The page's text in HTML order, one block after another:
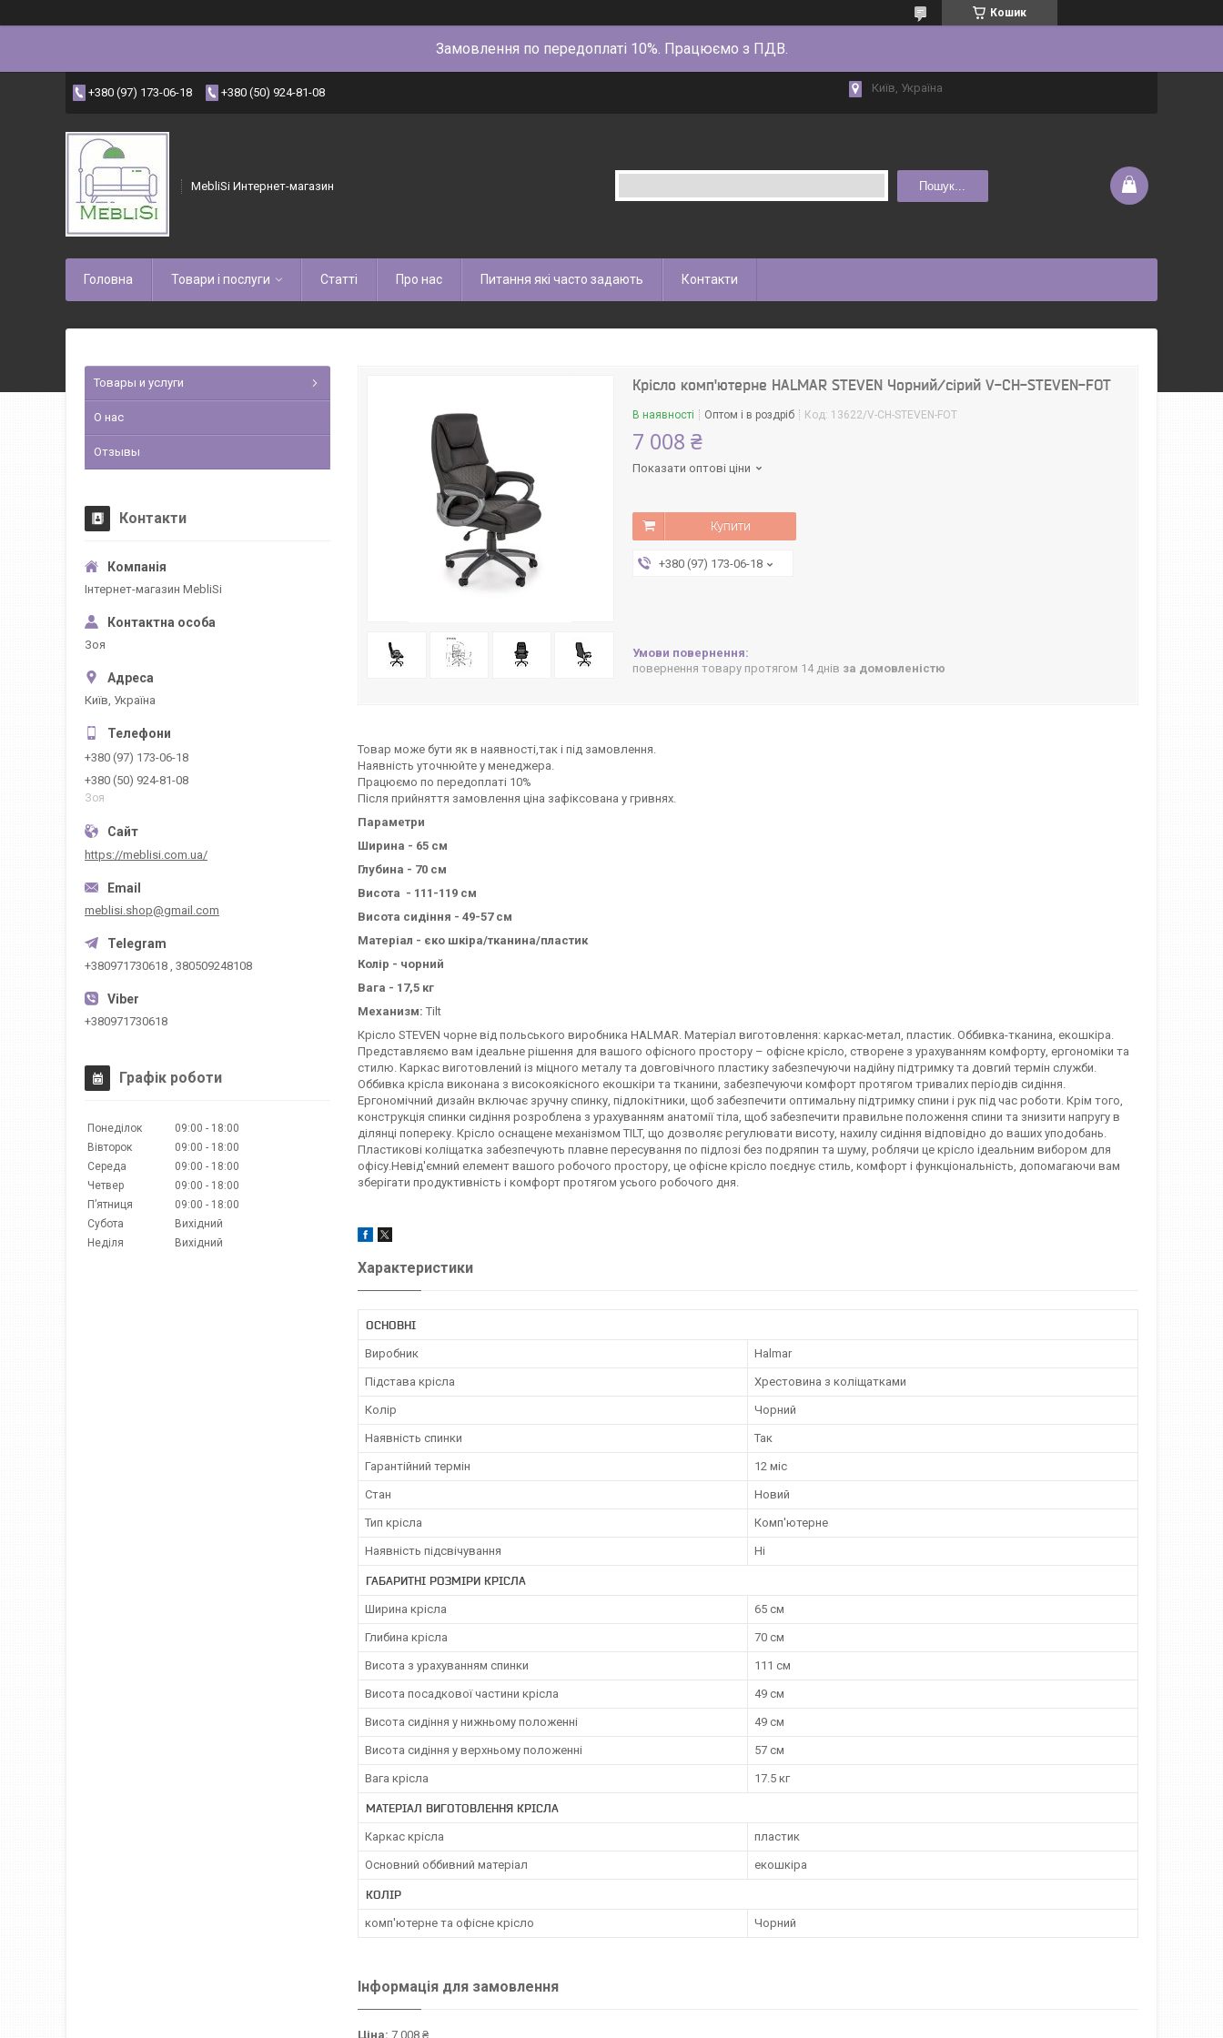
Кошик
Замовлення по передоплаті 10%. Працюємо з ПДВ.
+380 (97) 173-06-18 +380 (50) 924-81-08 Київ, Україна
MebliSi Интернет-магазин Пошук...
Головна Товари і послуги Статті Про нас Питання які часто задають Контакти
Крісло комп'ютерне HALMAR STEVEN Чорний/сірий V-CH-STEVEN-FOT
В наявності Оптом і в роздріб Код: 13622/V-CH-STEVEN-FOT
7 008 ₴
Показати оптові ціни
Купити
+380 (97) 173-06-18
повернення товару протягом 14 днів за домовленістю
Товар може бути як в наявності,так і під замовлення.
Наявність уточнюйте у менеджера.
Працюємо по передоплаті 10%
Після прийняття замовлення ціна зафіксована у гривнях.
Параметри
Ширина - 65 см
Глубина - 70 см
Висота - 111-119 см
Висота сидіння - 49-57 см
Матеріал - єко шкіра/тканина/пластик
Колір - чорний
Вага - 17,5 кг
Механизм: Tilt
Крісло STEVEN чорне від польського виробника HALMAR. Матеріал виготовлення: каркас-метал, пластик. Оббивка-тканина, екошкіра.
Представляємо вам ідеальне рішення для вашого офісного простору – офісне крісло, створене з урахуванням комфорту, ергономіки та
стилю. Каркас виготовлений із міцного металу та довговічного пластику забезпечуючи надійну підтримку та довгий термін служби.
Оббивка крісла виконана з високоякісного екошкіри та тканини, забезпечуючи комфорт протягом тривалих періодів сидіння.
Ергономічний дизайн включає зручну спинку, підлокітники, щоб забезпечити оптимальну підтримку спини і рук під час роботи. Крім того,
конструкція спинки сидіння розроблена з урахуванням анатомії тіла, щоб забезпечити правильне положення спини та знизити напругу в
ділянці попереку. Крісло оснащене механізмом TILT, що дозволяє регулювати висоту, нахилу сидіння відповідно до ваших уподобань.
Пластикові коліщатка забезпечують плавне пересування по підлозі без подряпин та шуму, роблячи це крісло ідеальним вибором для
офісу.Невід'ємний елемент вашого робочого простору, це офісне крісло поєднує стиль, комфорт і функціональність, допомагаючи вам
зберігати продуктивність і комфорт протягом усього робочого дня.
Характеристики
ОСНОВНІ
Виробник Halmar
Підстава крісла Хрестовина з коліщатками
Колір Чорний
Наявність спинки Так
Гарантійний термін 12 міс
Стан Новий
Тип крісла Комп'ютерне
Наявність підсвічування Ні
ГАБАРИТНІ РОЗМІРИ КРІСЛА
Ширина крісла 65 см
Глибина крісла 70 см
Висота з урахуванням спинки 111 см
Висота посадкової частини крісла 49 см
Висота сидіння у нижньому положенні 49 см
Висота сидіння у верхньому положенні 57 см
Вага крісла 17.5 кг
МАТЕРІАЛ ВИГОТОВЛЕННЯ КРІСЛА
Каркас крісла пластик
Основний оббивний матеріал екошкіра
КОЛІР
комп'ютерне та офісне крісло Чорний
Інформація для замовлення
Ціна: 7 008 ₴
Товары и услуги
О нас
Отзывы
Контакти
Інтернет-магазин MebliSi
Зоя
Київ, Україна
+380 (97) 173-06-18
+380 (50) 924-81-08
Зоя
https://meblisi.com.ua/
meblisi.shop@gmail.com
+380971730618 , 380509248108
+380971730618
Графік роботи
Понеділок 09:00
18:00
Вівторок
09:00
18:00
Середа
09:00
18:00
Четвер
09:00
18:00
Пʼятниця
09:00
18:00
Субота
Вихідний
Неділя
Вихідний